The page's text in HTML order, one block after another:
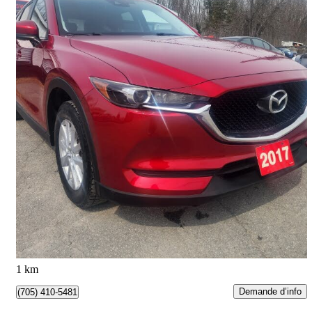
2017 Mazda CX-5
Touring AWD161 949 km
15 299 $ Bonne affaire
269 $/mois env.
Barrie, ON
1 km
(705) 410-5481 Demande d’info